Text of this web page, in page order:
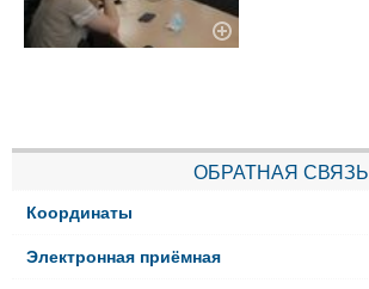
ОБРАТНАЯ СВЯЗЬ
Координаты
Электронная приёмная